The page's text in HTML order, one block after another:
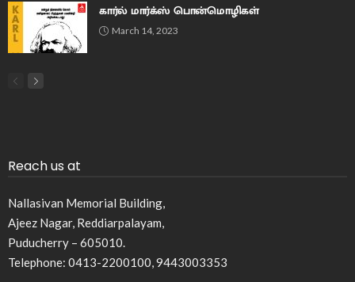
கார்ல் மார்க்ஸ் பொன்மொழிகள்
March 14, 2023
Reach us at
Nallasivan Memorial Building,
Ajeez Nagar, Reddiarpalayam,
Puducherry – 605010.
Telephone: 0413-2200100, 9443003353